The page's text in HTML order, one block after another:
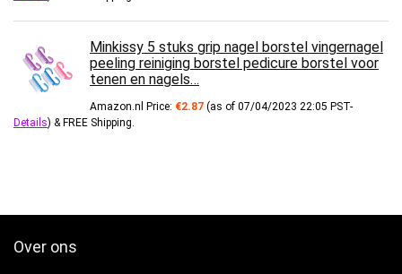
Minkissy 5 stuks grip nagel borstel vingernagel
peeling reiniging borstel pedicure borstel voor
tenen en nagels…
Amazon.nl Price: €2.87 (as of 07/04/2023 22:05 PST-
Details) & FREE Shipping.
Over ons